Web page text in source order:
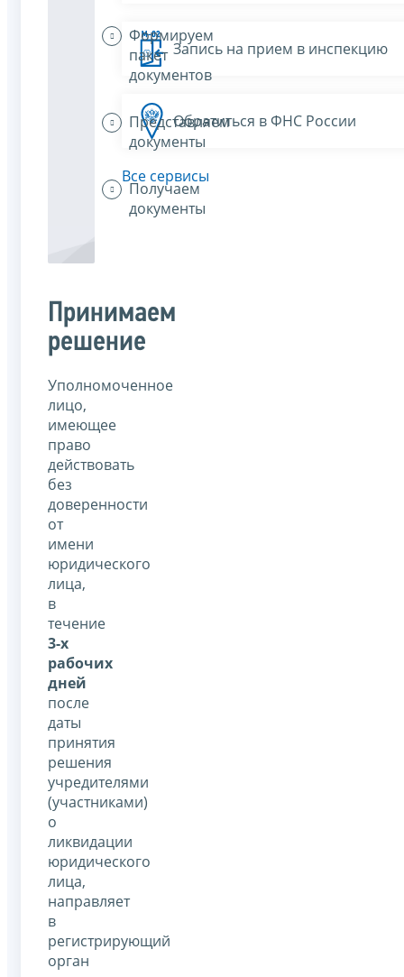
Формируем
пакет
документов
Представляем
документы
Получаем
документы
Принимаем
решение
Уполномоченное
лицо,
имеющее
право
действовать
без
доверенности
от
имени
юридического
лица,
в
течение
3-х
рабочих
дней
после
даты
принятия
решения
учредителями
(участниками)
о
ликвидации
юридического
лица,
направляет
в
регистрирующий
орган
Запись на прием в инспекцию
Обратиться в ФНС России
Все сервисы